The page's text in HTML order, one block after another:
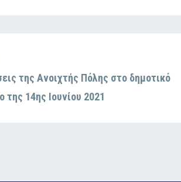
της Ανοιχτής Πόλης στο δημοτικό
της 14ης Ιουνίου 2021